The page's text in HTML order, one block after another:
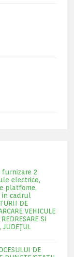
furnizare 2
electrice,
platfome,
cadrul
DE
VEHICULE
SI
JUDEŢUL
DE